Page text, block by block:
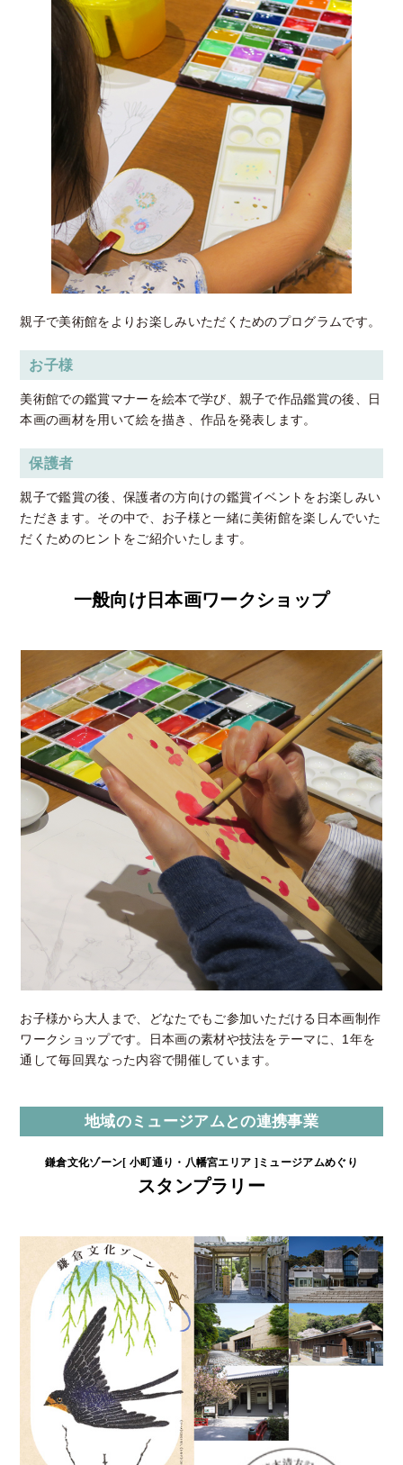
親子で美術館をよりお楽しみいただくためのプログラムです。
お子様
美術館での鑑賞マナーを絵本で学び、親子で作品鑑賞の後、日
本画の画材を用いて絵を描き、作品を発表します。
保護者
親子で鑑賞の後、保護者の方向けの鑑賞イベントをお楽しみい
ただきます。その中で、お子様と一緒に美術館を楽しんでいた
だくためのヒントをご紹介いたします。
一般向け日本画ワークショップ
お子様から大人まで、どなたでもご参加いただける日本画制作
ワークショップです。日本画の素材や技法をテーマに、1年を
通して毎回異なった内容で開催しています。
地域のミュージアムとの連携事業
鎌倉文化ゾーン[ 小町通り・八幡宮エリア ]ミュージアムめぐり
スタンプラリー